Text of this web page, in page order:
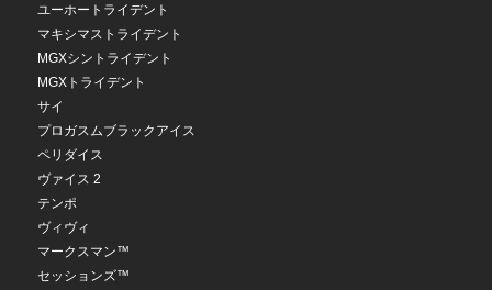
ユーホートライデント
マキシマストライデント
MGXシントライデント
MGXトライデント
サイ
プロガスムブラックアイス
ペリダイス
ヴァイス 2
テンポ
ヴィヴィ
マークスマン™
セッションズ™